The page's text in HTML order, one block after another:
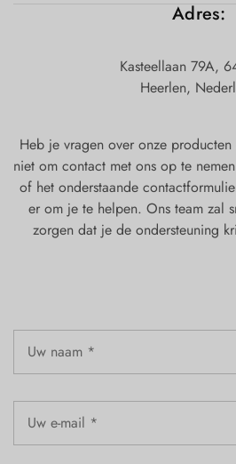
Adres:
Kasteellaan 79A,
Heerlen,
Heb je vragen over onze
niet om contact met ons op te
of het onderstaande
er om je te helpen. Ons team zal
zorgen dat je de ondersteuning